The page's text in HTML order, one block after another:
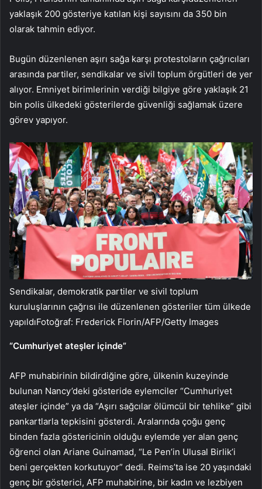
yaklaşık 200 gösteriye katılan kişi sayısını da 350 bin
olarak tahmin ediyor.
Bugün düzenlenen aşırı sağa karşı protestoların çağrıcıları
arasında partiler, sendikalar ve sivil toplum örgütleri de yer
alıyor. Emniyet birimlerinin verdiği bilgiye göre yaklaşık 21
bin polis ülkedeki gösterilerde güvenliği sağlamak üzere
görev yapıyor.
Sendikalar, demokratik partiler ve sivil toplum
kuruluşlarının çağrısı ile düzenlenen gösteriler tüm ülkede
yapıldıFotoğraf: Frederick Florin/AFP/Getty Images
“Cumhuriyet ateşler içinde”
AFP muhabirinin bildirdiğine göre, ülkenin kuzeyinde
bulunan Nancy’deki gösteride eylemciler “Cumhuriyet
ateşler içinde” ya da “Aşırı sağcılar ölümcül bir tehlike” gibi
pankartlarla tepkisini gösterdi. Aralarında çoğu genç
binden fazla göstericinin olduğu eylemde yer alan genç
öğrenci olan Ariane Guinamad, “Le Pen’in Ulusal Birlik’i
beni gerçekten korkutuyor” dedi. Reims’ta ise 20 yaşındaki
genç bir gösterici, AFP muhabirine, bir kadın ve lezbiyen